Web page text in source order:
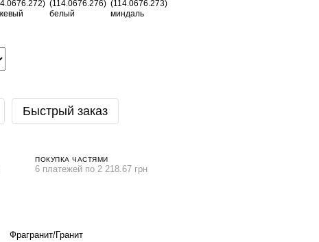
Быстрый заказ
ПОКУПКА ЧАСТЯМИ
6 платежей по 2 218.67 грн
Фрагранит/Гранит